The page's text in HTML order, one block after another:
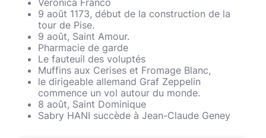
Veronica Franco
9 août 1173, début de la construction de la
tour de Pise.
9 août, Saint Amour.
Pharmacie de garde
Le fauteuil des voluptés
Muffins aux Cerises et Fromage Blanc,
le dirigeable allemand Graf Zeppelin
commence un vol autour du monde.
8 août, Saint Dominique
Sabry HANI succède à Jean-Claude Geney